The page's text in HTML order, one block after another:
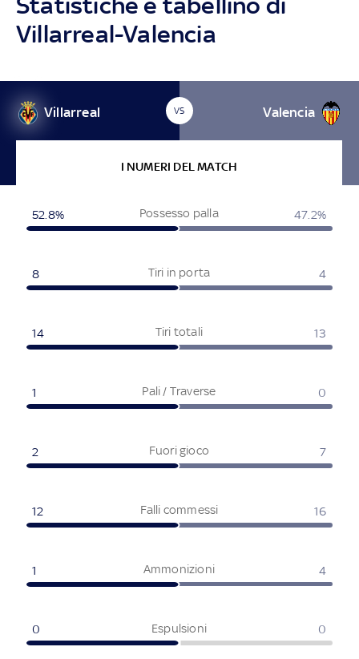
Villarreal-Valencia
Villarreal VS Valencia
I NUMERI DEL MATCH
Possesso palla
52.8% 47.2%
Tiri in porta
8 4
Tiri totali
14 13
Pali / Traverse
1 0
Fuori gioco
2 7
Falli commessi
12 16
Ammonizioni
1 4
Espulsioni
0 0